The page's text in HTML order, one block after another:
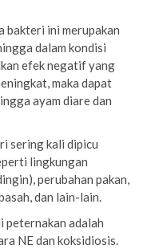
bakteri ini merupakan
dalam kondisi
efek negatif yang
maka dapat
ayam diare dan
sering kali dipicu
lingkungan
perubahan pakan,
dan lain-lain.
peternakan adalah
NE dan koksidiosis.